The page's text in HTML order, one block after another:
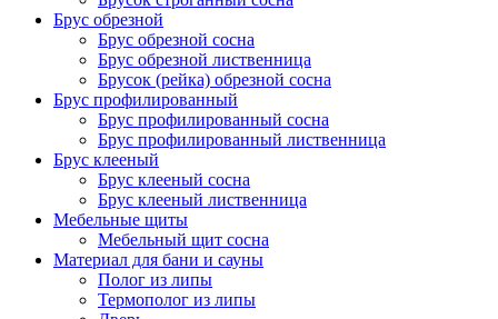
Брус обрезной
Брус обрезной сосна
Брус обрезной лиственница
Брусок (рейка) обрезной сосна
Брус профилированный
Брус профилированный сосна
Брус профилированный лиственница
Брус клееный
Брус клееный сосна
Брус клееный лиственница
Мебельные щиты
Мебельный щит сосна
Материал для бани и сауны
Полог из липы
Термополог из липы